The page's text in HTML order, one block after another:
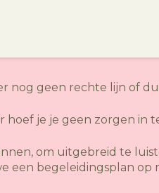
nog geen rechte lijn of
hoef je je geen zorgen in
om uitgebreid te
een begeleidingsplan